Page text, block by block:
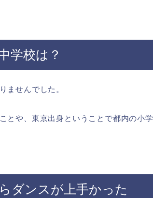
学校は？
ませんでした。
とや、東京出身ということで都内の小学
ダンスが上手かった